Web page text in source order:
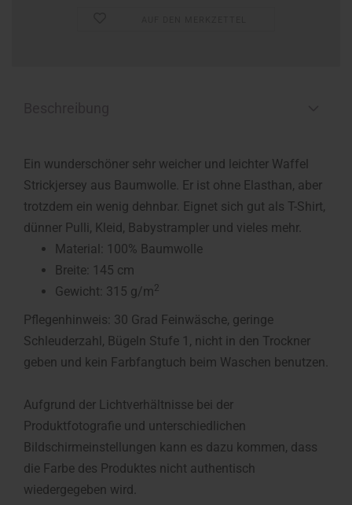
Ein wunderschöner sehr weicher und leichter Waffel
Strickjersey aus Baumwolle. Er ist ohne Elasthan, aber
trotzdem ein wenig dehnbar. Eignet sich gut als T-Shirt,
dünner Pulli, Kleid, Babystrampler und vieles mehr.
Material: 100% Baumwolle
Breite: 145 cm
Gewicht: 315 g/m2
Pflegenhinweis: 30 Grad Feinwäsche, geringe
Schleuderzahl, Bügeln Stufe 1, nicht in den Trockner
geben und kein Farbfangtuch beim Waschen benutzen.
Aufgrund der Lichtverhältnisse bei der
Produktfotografie und unterschiedlichen
Bildschirmeinstellungen kann es dazu kommen, dass
die Farbe des Produktes nicht authentisch
wiedergegeben wird.